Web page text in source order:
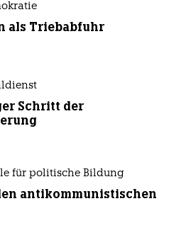
als Triebabfuhr
Schritt der
für politische Bildung
antikommunistischen